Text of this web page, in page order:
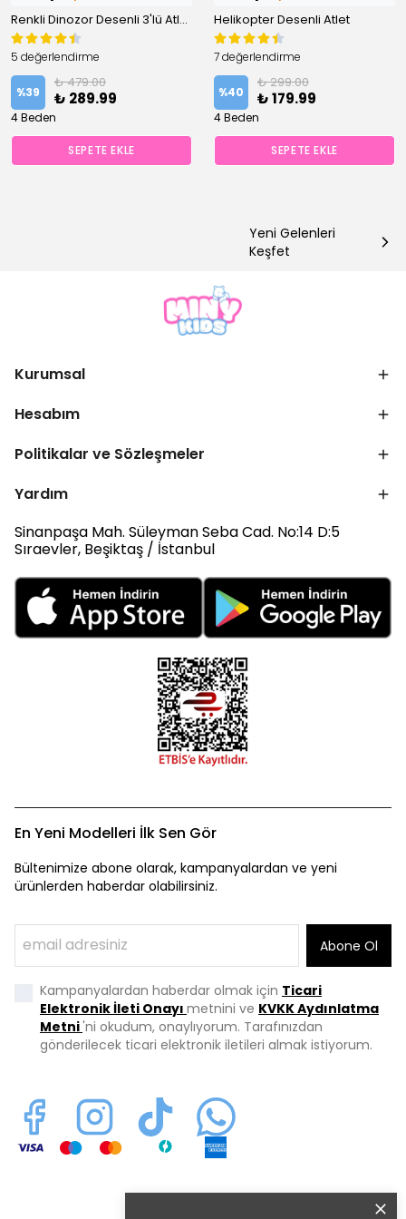
✅ Bugün0 adetsatıldı Renkli Dinozor Desenli 3'lü Atlet Set
5 değerlendirme
%39
₺ 479.00
₺ 289.99
4 Beden
SEPETE EKLE
✅ Bugün1 adetsatıldı
Helikopter Desenli Atlet
7 değerlendirme
%40
₺ 299.00
₺ 179.99
4 Beden
SEPETE EKLE
Yeni Gelenleri
Keşfet
Kurumsal
Hesabım
Politikalar ve Sözleşmeler
Yardım
Sinanpaşa Mah. Süleyman Seba Cad. No:14 D:5
Sıraevler, Beşiktaş / İstanbul
En Yeni Modelleri İlk Sen Gör
Bültenimize abone olarak, kampanyalardan ve yeni
ürünlerden haberdar olabilirsiniz.
Abone Ol
Kampanyalardan haberdar olmak için Ticari
Elektronik İleti Onayı metnini ve KVKK Aydınlatma
Metni'ni okudum, onaylıyorum. Tarafınızdan
gönderilecek ticari elektronik iletileri almak istiyorum.